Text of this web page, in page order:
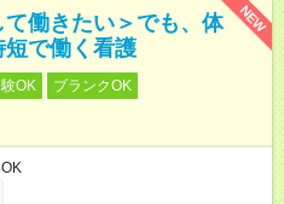
NEW
働きたい＞でも、体
で働く看護
OK
ブランクOK